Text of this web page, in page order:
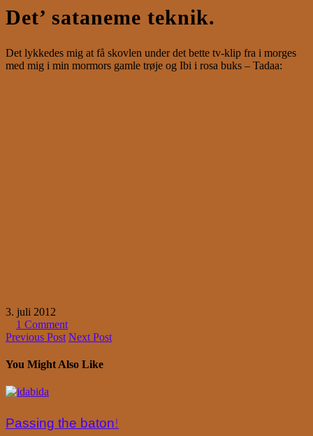
Det’ sataneme teknik.
Det lykkedes mig at få skovlen under det bette tv-klip fra i morges
med mig i min mormors gamle trøje og Ibi i rosa buks – Tadaa:
3. juli 2012
1 Comment
Previous Post Next Post
You Might Also Like
Passing the baton!